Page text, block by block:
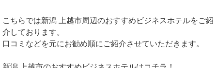
こちらでは新潟 上越市周辺のおすすめビジネスホテルをご紹
介しております。
口コミなどを元にお勧め順にご紹介させていただきます。